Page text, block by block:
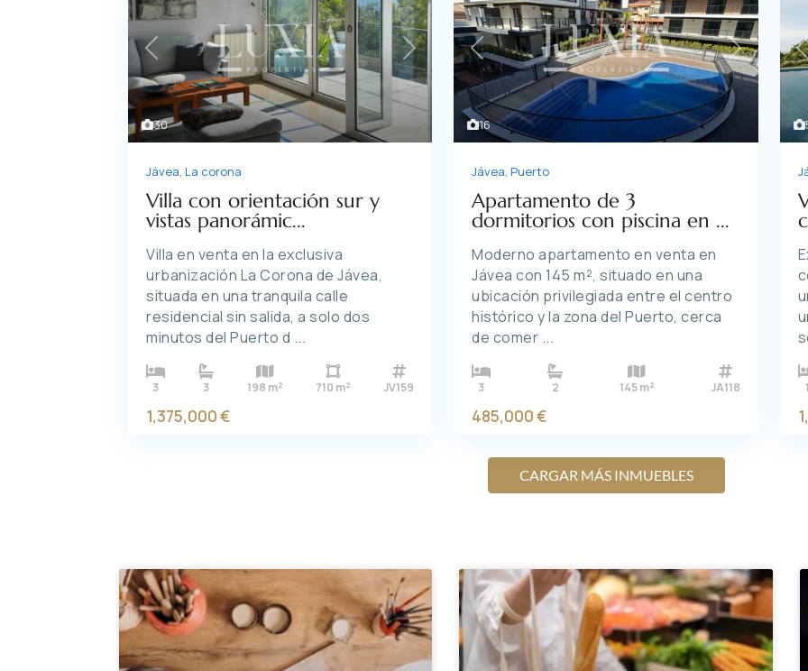
30
Previous Next
Jávea, La corona
Villa con orientación sur y
vistas panorámic...
Villa en venta en la exclusiva
urbanización La Corona de Jávea,
situada en una tranquila calle
residencial sin salida, a solo dos
minutos del Puerto d ...
3 3 198 m2 710 m2 JV159
1,375,000 €
16
Previous Next
Jávea, Puerto
Apartamento de 3
dormitorios con piscina en ...
Moderno apartamento en venta en
Jávea con 145 m², situado en una
ubicación privilegiada entre el centro
histórico y la zona del Puerto, cerca
de comer ...
3 2 145 m2 JA118
485,000 €
CARGAR MÁS INMUEBLES